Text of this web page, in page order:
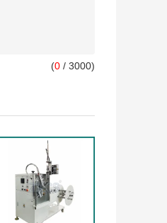
(0 / 3000)